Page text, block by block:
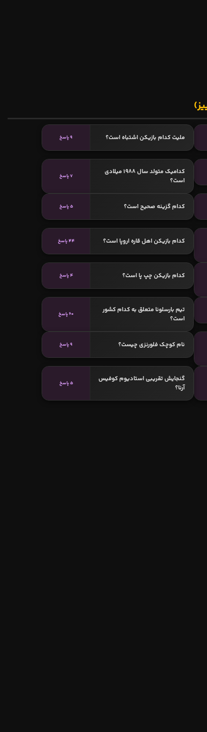
ملیت کدام بازیکن اشتباه است؟ 9 پاسخ
کدامیک متولد سال 1988 میلادی
است؟
7 پاسخ
کدام گزینه صحیح است؟ 5 پاسخ
کدام بازیکن اهل قاره اروپا است؟ 44 پاسخ
کدام بازیکن چپ پا است؟ 4 پاسخ
تیم بارسلونا متعلق به کدام کشور
است؟
60 پاسخ
نام کوچک فلورنزی چیست؟ 9 پاسخ
گنجایش تقریبی استادیوم کوفیس
آرنا؟
5 پاسخ